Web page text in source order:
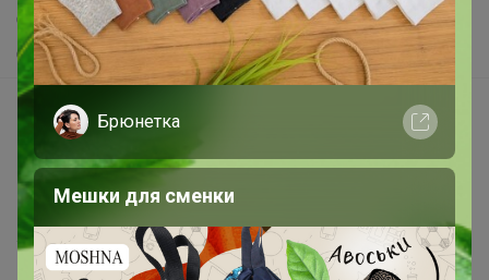
Самое желанное
Самое быстрое
Начать зарабатывать с 24-ok
Picabox.ru - Лучшее место для ваших изображений
Розыгрыш - Генератор случайных чисел
Пульс нашего маркетплейса
Укорачиватель ссылок
Брюнетка
Мешки для сменки